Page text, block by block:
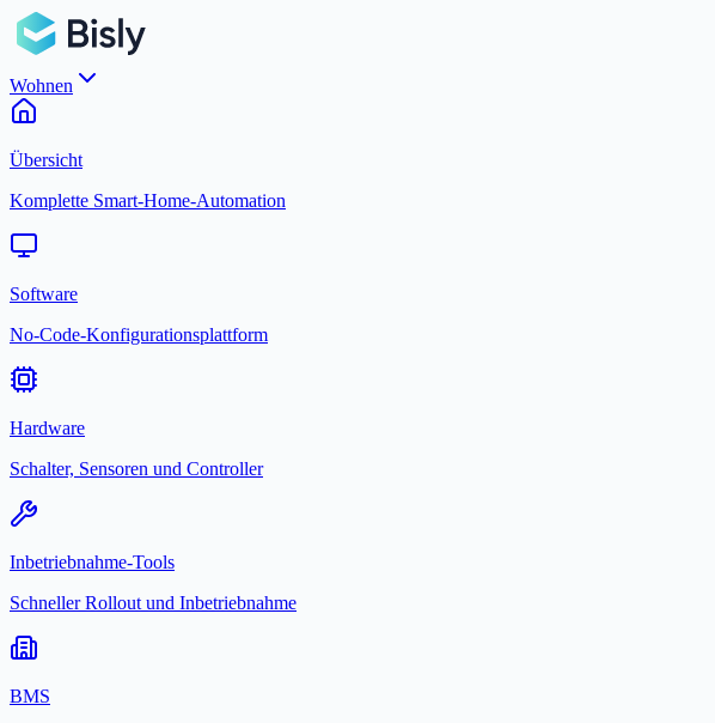
Wohnen
Übersicht
Komplette Smart-Home-Automation
Software
No-Code-Konfigurationsplattform
Hardware
Schalter, Sensoren und Controller
Inbetriebnahme-Tools
Schneller Rollout und Inbetriebnahme
BMS